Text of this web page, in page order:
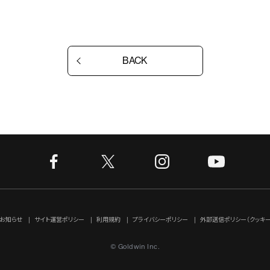
BACK
知らせ サイト運営ポリシー 利用規約 プライバシーポリシー 外部送信ポリシー（クッキ
© Goldwin Inc.